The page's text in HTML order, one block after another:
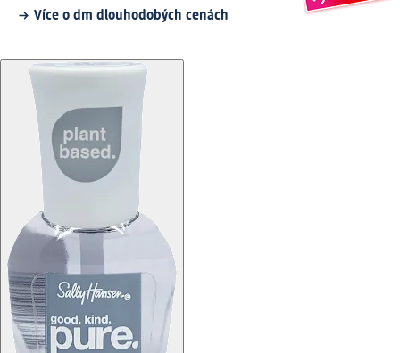
Více o dm dlouhodobých cenách